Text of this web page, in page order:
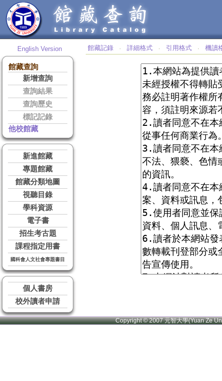
English Version
館藏查詢
新增查詢
查詢結果
查詢歷史
標記記錄
他校館藏
新進館藏
專題館藏
館藏分類地圖
視聽目錄
學科資源
電子書
招生考古題
課程指定用書
國科會人文社會專題書目
個人書房
校外讀者申請
館藏記錄 ‧ 詳細格式 ‧ 引用格式 ‧ 機讀
Copyright © 2007 元智大學(Yuan Ze